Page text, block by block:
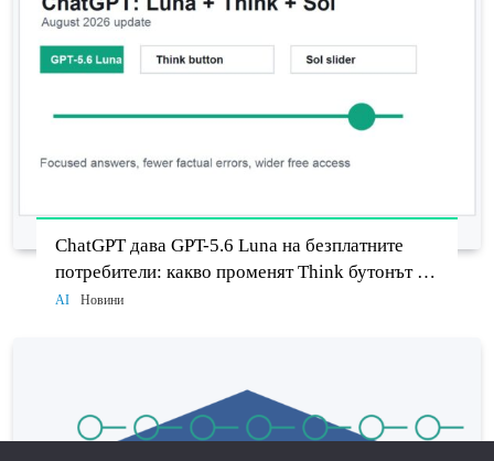
ChatGPT дава GPT-5.6 Luna на безплатните
потребители: какво променят Think бутонът и
новият Sol
AI Новини